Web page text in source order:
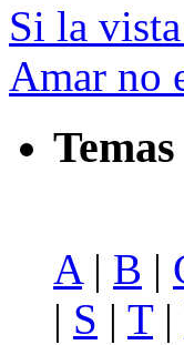
Si la
Amar no
Temas
A| B |
| S | T|